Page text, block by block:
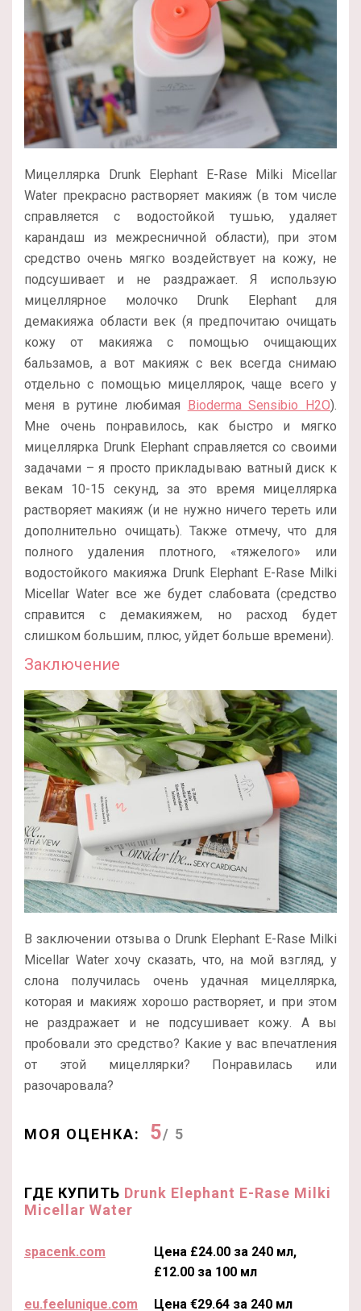
Мицеллярка Drunk Elephant E-Rase Milki Micellar
Water прекрасно растворяет макияж (в том числе
справляется с водостойкой тушью, удаляет
карандаш из межресничной области), при этом
средство очень мягко воздействует на кожу, не
подсушивает и не раздражает. Я использую
мицеллярное молочко Drunk Elephant для
демакияжа области век (я предпочитаю очищать
кожу от макияжа с помощью очищающих
бальзамов, а вот макияж с век всегда снимаю
отдельно с помощью мицеллярок, чаще всего у
меня в рутине любимая Bioderma Sensibio H2O).
Мне очень понравилось, как быстро и мягко
мицеллярка Drunk Elephant справляется со своими
задачами – я просто прикладываю ватный диск к
векам 10-15 секунд, за это время мицеллярка
растворяет макияж (и не нужно ничего тереть или
дополнительно очищать). Также отмечу, что для
полного удаления плотного, «тяжелого» или
водостойкого макияжа Drunk Elephant E-Rase Milki
Micellar Water все же будет слабовата (средство
справится с демакияжем, но расход будет
слишком большим, плюс, уйдет больше времени).
Заключение
В заключении отзыва о Drunk Elephant E-Rase Milki
Micellar Water хочу сказать, что, на мой взгляд, у
слона получилась очень удачная мицеллярка,
которая и макияж хорошо растворяет, и при этом
не раздражает и не подсушивает кожу. А вы
пробовали это средство? Какие у вас впечатления
от этой мицеллярки? Понравилась или
разочаровала?
МОЯ ОЦЕНКА: 5/ 5
ГДЕ КУПИТЬ Drunk Elephant E-Rase Milki
Micellar Water
spacenk.com
Цена £24.00 за 240 мл,
£12.00 за 100 мл
eu.feelunique.com Цена €29.64 за 240 мл